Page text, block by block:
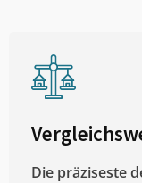
Die präziseste